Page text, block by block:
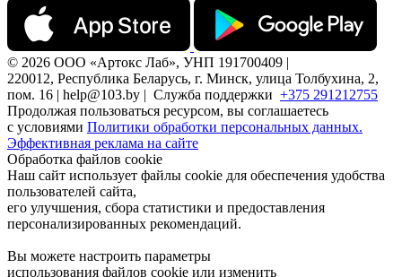
© 2026 ООО «Артокс Лаб», УНП 191700409 |
220012, Республика Беларусь, г. Минск, улица Толбухина, 2,
пом. 16 | help@103.by | Служба поддержки +375 291212755
Продолжая пользоваться ресурсом, вы соглашаетесь
с условиями Политики обработки персональных данных.
Эффективная реклама на сайте
Обработка файлов cookie
Наш сайт использует файлы cookie для обеспечения удобства
пользователей сайта,
его улучшения, сбора статистики и предоставления
персонализированных рекомендаций.
Вы можете настроить параметры
использования файлов cookie или изменить